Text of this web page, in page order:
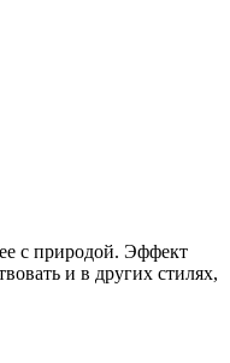
с природой. Эффект
и в других стилях,